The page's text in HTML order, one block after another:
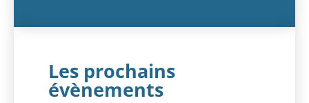
Les prochains
évènements